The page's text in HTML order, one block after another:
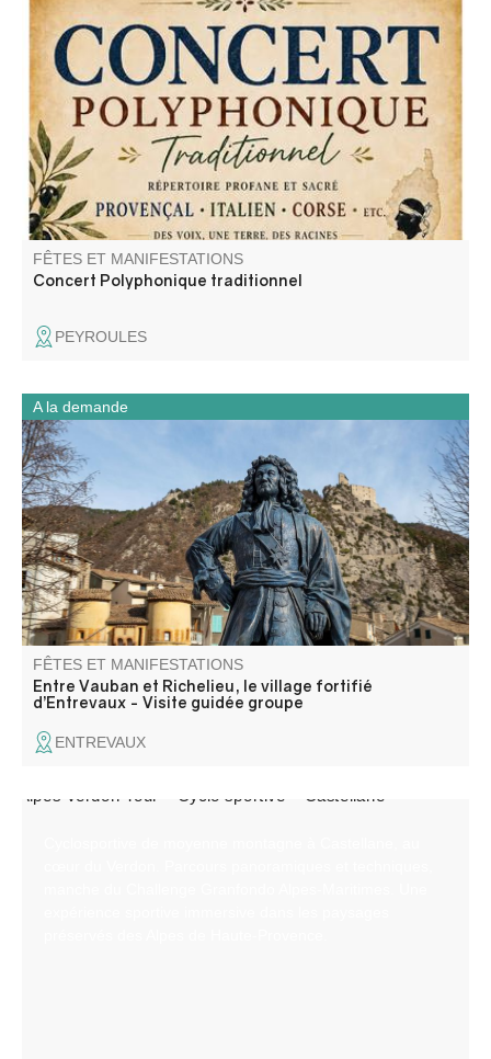
Concert de "A Cantari", un groupe de chant traditionnel
polyphonique a capella riche d'un répertoire de chants
sacrés et profanes.
FÊTES ET MANIFESTATIONS
Concert Polyphonique traditionnel
PEYROULES
Déambulez dans le village d’Entrevaux à la découverte
d’une cité fortifiée médiévale.
FÊTES ET MANIFESTATIONS
Entre Vauban et Richelieu, le village fortifié
d’Entrevaux - Visite guidée groupe
A la demande
ENTREVAUX